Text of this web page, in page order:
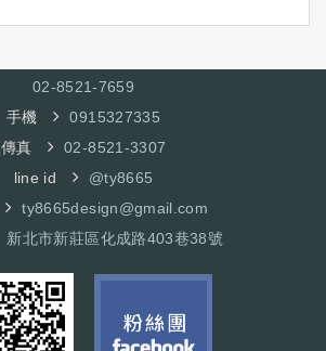
02-8521-7659
手機
0915327335
傳真
02-8521-3307
line id
@ty8665
ty8665design@gmail.com
新北市新莊區化成路403巷38號